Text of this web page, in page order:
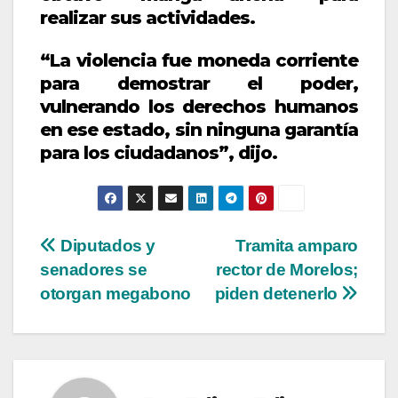
realizar sus actividades.
“La violencia fue moneda corriente
para demostrar el poder,
vulnerando los derechos humanos
en ese estado, sin ninguna garantía
para los ciudadanos”, dijo.
Navegación
de
entradas
Tramita amparo
rector de Morelos;
piden detenerlo
Diputados y
senadores se
otorgan megabono